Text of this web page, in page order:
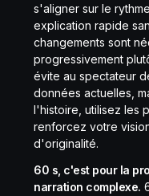
s'aligner sur le
explication rapide
changements sont
progressivement
évite au spectateur
données actuelles,
l'histoire, utilisez les
renforcez votre
d'originalité.
60 s, c'est pour la
narration complexe.